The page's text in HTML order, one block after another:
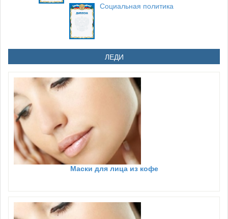
Социальная политика
ЛЕДИ
Маски для лица из кофе